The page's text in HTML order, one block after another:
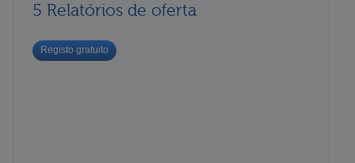
5 Relatórios de oferta
Registo gratuito